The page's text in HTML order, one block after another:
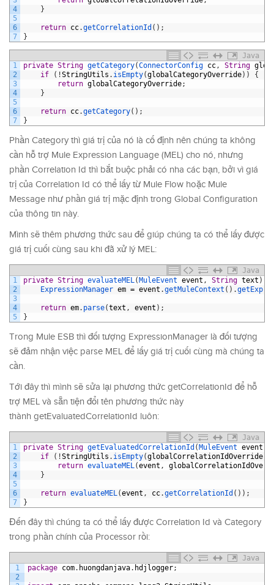
4
5
6
7
}
return cc.getCorrelationId ( ) ;
}
Java
1
2
3
4
5
6
7
private String getCategory(ConnectorConfig cc , String
if
( !StringUtils . isEmpty(globalCategoryOverride) )
{
return globalCategoryOverride;
}
return cc.getCategory( ) ;
}
Phần Category thì giá trị của nó là cố định nên chúng ta không
cần hỗ trợ Mule Expression Language (MEL) cho nó, nhưng
phần Correlation Id thì bắt buộc phải có nha các bạn, bởi vì giá
trị của Correlation Id có thể lấy từ Mule Flow hoặc Mule
Message như phần giá trị mặc định trong Global Configuration
của thông tin này.
Mình sẽ thêm phương thức sau để giúp chúng ta có thể lấy được
giá trị cuối cùng sau khi đã xử lý MEL:
Java
1
2
3
4
5
private String evaluateMEL (MuleEvent event , String text )
ExpressionManager em = event .getMuleContext ( ) .
return em. parse(text , event ) ;
}
Trong Mule ESB thì đối tượng ExpressionManager là đối tượng
sẽ đảm nhận việc parse MEL để lấy giá trị cuối cùng mà chúng ta
cần.
Tới đây thì mình sẽ sửa lại phương thức getCorrelationId để hỗ
trợ MEL và sẵn tiện đổi tên phương thức này
thành getEvaluatedCorrelationId luôn:
Java
1
2
3
4
5
6
7
private String getEvaluatedCorrelationId (MuleEvent event
if
( !StringUtils . isEmpty(globalCorrelationIdOverride
return evaluateMEL (event ,
}
return evaluateMEL (event , cc.getCorrelationId ( ) ) ;
}
Đến đây thì chúng ta có thể lấy được Correlation Id và Category
trong phần chính của Processor rồi:
Java
1
2
package com. huongdanjava. hdjlogger;